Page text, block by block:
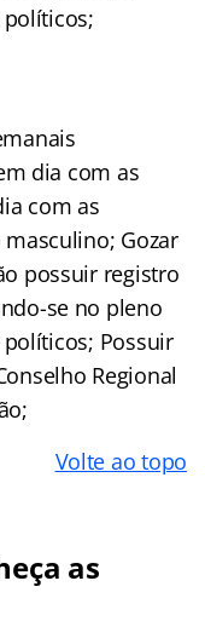
dia com as
com as
Gozar
possuir registro
se no pleno
Possuir
Regional
Volte ao topo
as